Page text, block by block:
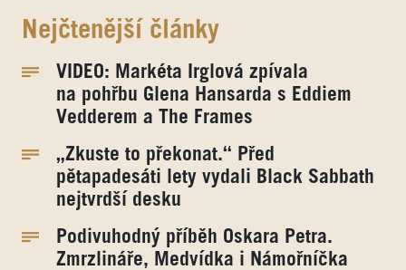
Nejčtenější články
VIDEO: Markéta Irglová zpívala
na pohřbu Glena Hansarda s Eddiem
Vedderem a The Frames
„Zkuste to překonat.“ Před
pětapadesáti lety vydali Black Sabbath
nejtvrdší desku
Podivuhodný příběh Oskara Petra.
Zmrzlináře, Medvídka i Námořníčka